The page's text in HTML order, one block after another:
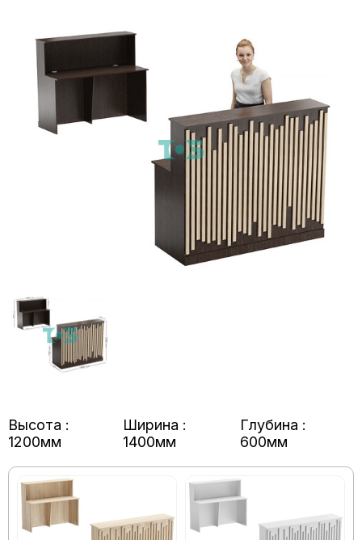
Высота :
1200мм
Ширина :
1400мм
Глубина :
600мм